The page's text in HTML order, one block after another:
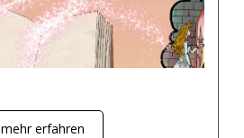
mehr erfahren